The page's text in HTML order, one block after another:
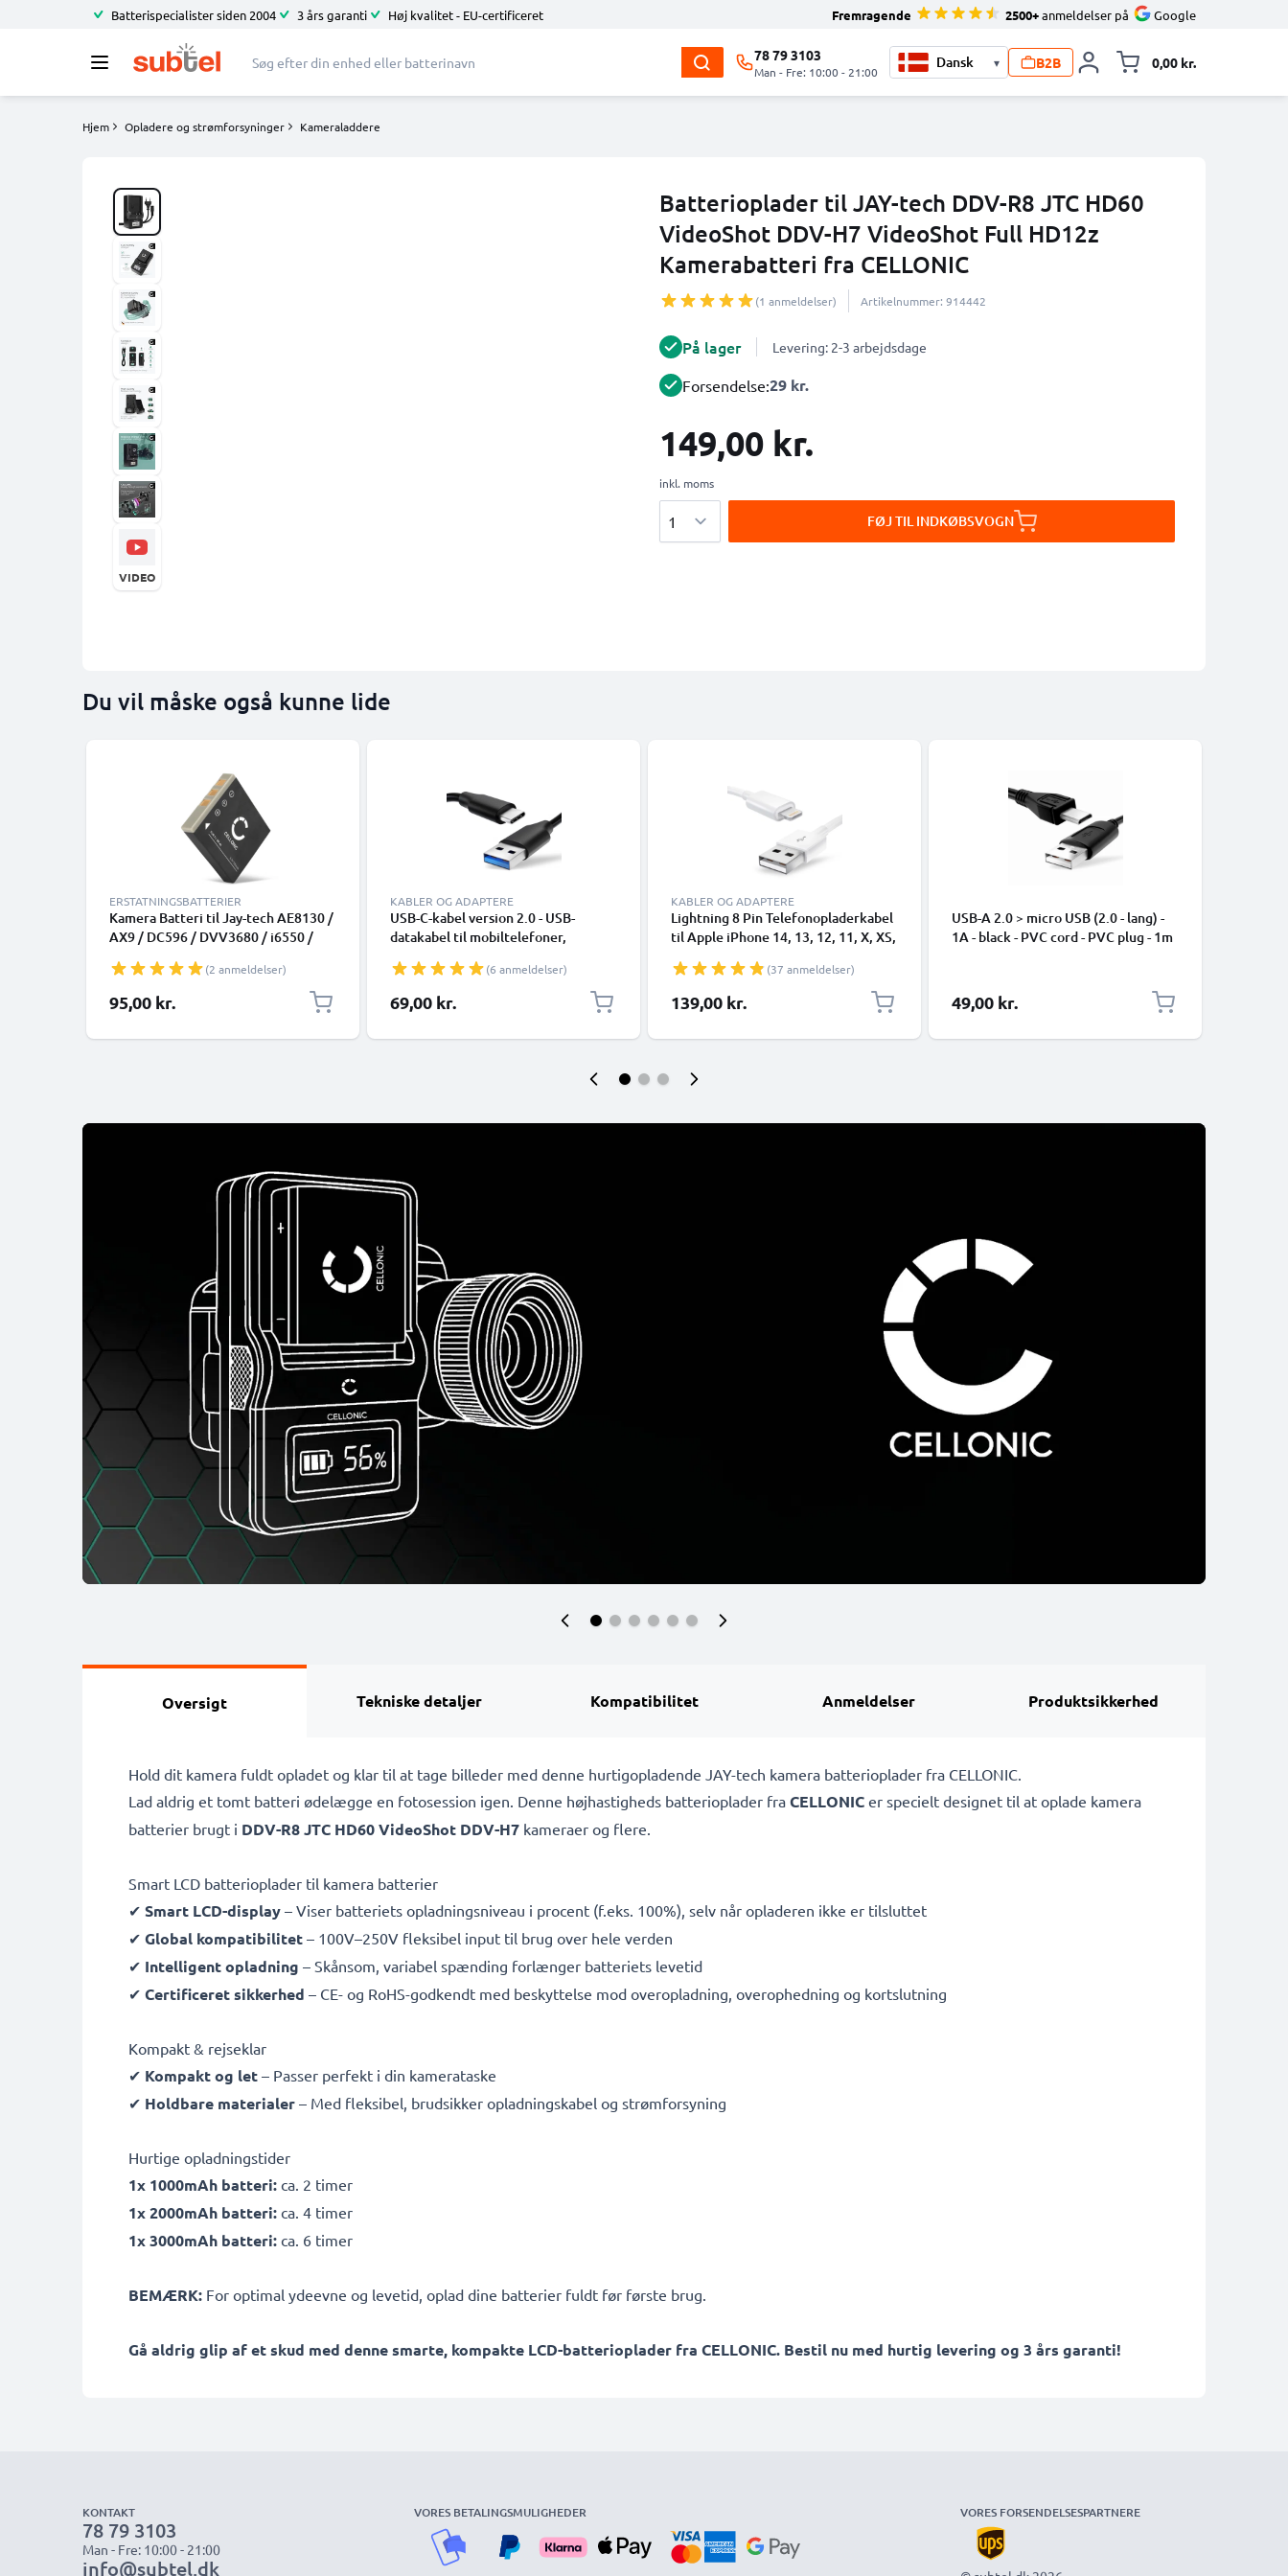
Batterispecialister siden 2004 3 års garanti Høj kvalitet - EU-certificeret Fremragende 2500+anmeldelser på Google
78 79 3103
Man - Fre: 10:00 - 21:00
▾ B2B 0,00 kr.
Hjem Opladere og strømforsyninger Kameraladdere
Batterioplader til JAY-tech DDV-R8 JTC HD60
VideoShot DDV-H7 VideoShot Full HD12z
Kamerabatteri fra CELLONIC
(1 anmeldelser) Artikelnummer: 914442
VIDEO
På lager Levering: 2-3 arbejdsdage
Forsendelse:29 kr.
149,00 kr.
inkl. moms
FØJ TIL INDKØBSVOGN
Du vil måske også kunne lide
ERSTATNINGSBATTERIER
Kamera Batteri til Jay-tech AE8130 /
AX9 / DC596 / DVV3680 / i6550 /
- NP-40 700mAh NP-40
Udskiftsningsbatteri til kamera
(2 anmeldelser)
95,00 kr.
KABLER OG ADAPTERE
USB-C-kabel version 2.0 - USB-
datakabel til mobiltelefoner,
Google Pixel), kameraer (Canon,
Panasonic Lumix, Sony, GoPro) og
mange flere - 1,0m 3A-opladerkabel
(6 anmeldelser)
69,00 kr.
KABLER OG ADAPTERE
Lightning 8 Pin Telefonopladerkabel
til Apple iPhone 14, 13, 12, 11, X, XS,
Smartphone datakabel hvid
(37 anmeldelser)
139,00 kr.
USB-A 2.0 > micro USB (2.0 - lang) -
1A - black - PVC cord - PVC plug - 1m
49,00 kr.
Oversigt Tekniske detaljer Kompatibilitet Anmeldelser Produktsikkerhed
Hold dit kamera fuldt opladet og klar til at tage billeder med denne hurtigopladende JAY-tech kamera batterioplader fra CELLONIC.
Lad aldrig et tomt batteri ødelægge en fotosession igen. Denne højhastigheds batterioplader fra CELLONIC er specielt designet til at oplade kamera
batterier brugt i DDV-R8 JTC HD60 VideoShot DDV-H7 kameraer og flere.
Smart LCD batterioplader til kamera batterier
✔ Smart LCD-display – Viser batteriets opladningsniveau i procent (f.eks. 100%), selv når opladeren ikke er tilsluttet
✔ Global kompatibilitet – 100V–250V fleksibel input til brug over hele verden
✔ Intelligent opladning – Skånsom, variabel spænding forlænger batteriets levetid
✔ Certificeret sikkerhed – CE- og RoHS-godkendt med beskyttelse mod overopladning, overophedning og kortslutning
Kompakt & rejseklar
✔ Kompakt og let – Passer perfekt i din kamerataske
✔ Holdbare materialer – Med fleksibel, brudsikker opladningskabel og strømforsyning
Hurtige opladningstider
1x 1000mAh batteri: ca. 2 timer
1x 2000mAh batteri: ca. 4 timer
1x 3000mAh batteri: ca. 6 timer
BEMÆRK: For optimal ydeevne og levetid, oplad dine batterier fuldt før første brug.
Gå aldrig glip af et skud med denne smarte, kompakte LCD-batterioplader fra CELLONIC. Bestil nu med hurtig levering og 3 års garanti!
KONTAKT
78 79 3103
Man - Fre: 10:00 - 21:00
info@subtel.dk
VORES BETALINGSMULIGHEDER VORES FORSENDELSESPARTNERE